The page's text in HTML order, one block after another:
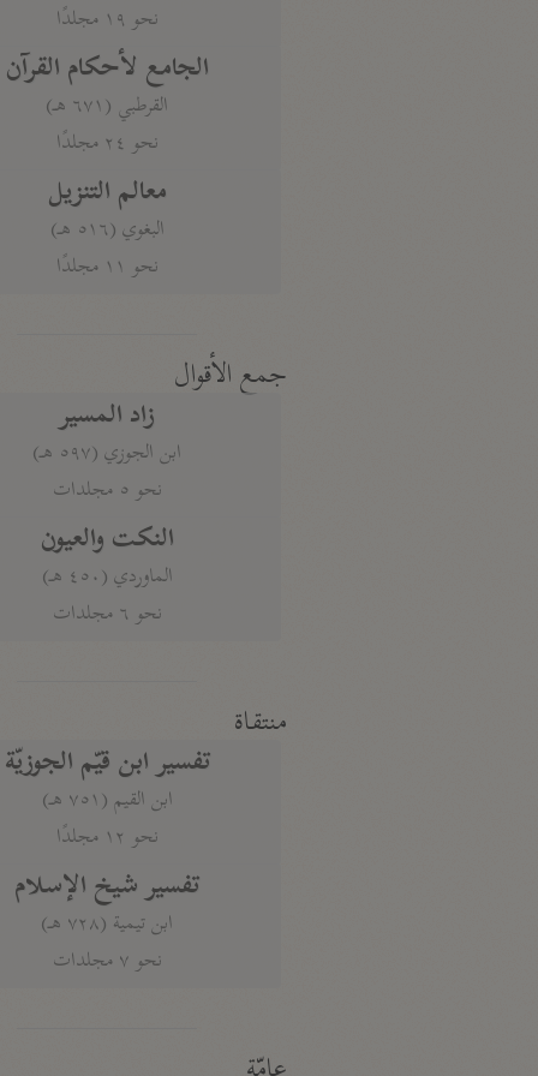
نحو ١٩ مجلدًا
الجامع لأحكام القرآن
القرطبي (٦٧١ هـ)
نحو ٢٤ مجلدًا
معالم التنزيل
البغوي (٥١٦ هـ)
نحو ١١ مجلدًا
جمع الأقوال
زاد المسير
ابن الجوزي (٥٩٧ هـ)
نحو ٥ مجلدات
النكت والعيون
الماوردي (٤٥٠ هـ)
نحو ٦ مجلدات
منتقاة
تفسير ابن قيّم الجوزيّة
ابن القيم (٧٥١ هـ)
نحو ١٢ مجلدًا
تفسير شيخ الإسلام
ابن تيمية (٧٢٨ هـ)
نحو ٧ مجلدات